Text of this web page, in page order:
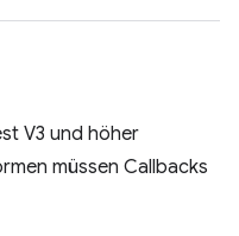
V3 und höher
müssen Callbacks